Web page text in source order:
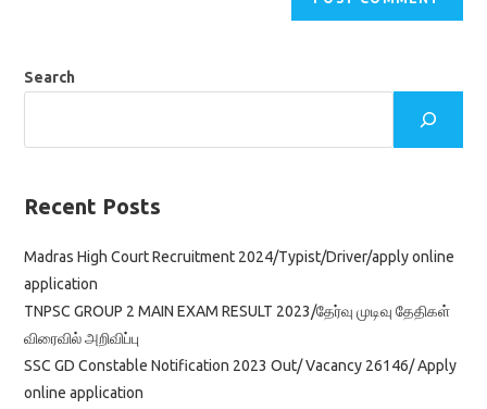
Search
Recent Posts
Madras High Court Recruitment 2024/Typist/Driver/apply online
application
TNPSC GROUP 2 MAIN EXAM RESULT 2023/தேர்வு முடிவு தேதிகள்
விரைவில் அறிவிப்பு
SSC GD Constable Notification 2023 Out/ Vacancy 26146/ Apply
online application